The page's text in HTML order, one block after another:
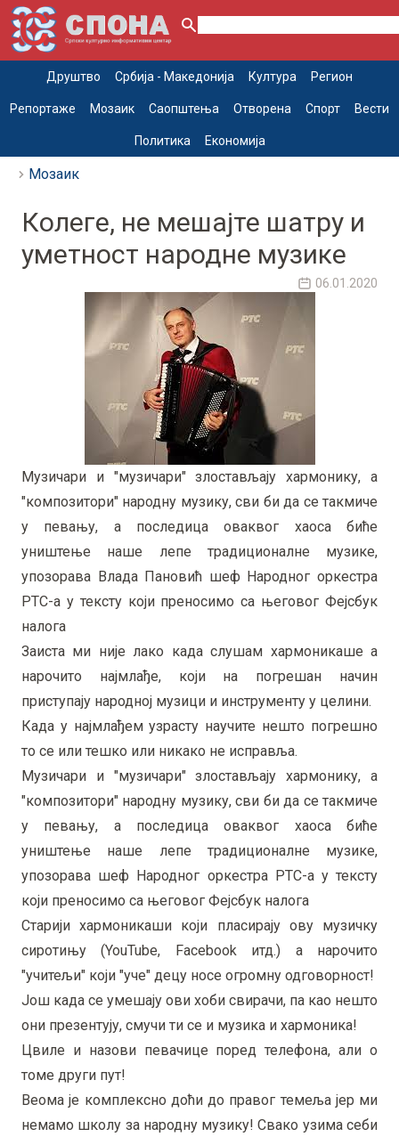
Друштво Србија - Македонија Култура Регион
Репортаже Мозаик Саопштења Отворена Спорт Вести
Политика Економија
Мозаик
Колеге, не мешајте шатру и
уметност народне музике
06.01.2020
Музичари и "музичари" злостављају хармонику, а
"композитори" народну музику, сви би да се такмиче
у певању, а последица оваквог хаоса биће
уништење наше лепе традиционалне музике,
упозорава Влада Пановић шеф Народног оркестра
РТС-а у тексту који преносимо са његовог Фејсбук
налога
Заиста ми није лако када слушам хармоникаше а
нарочито најмлађе, који на погрешан начин
приступају народној музици и инструменту у целини.
Када у најмлађем узрасту научите нешто погрешно
то се или тешко или никако не исправља.
Музичари и "музичари" злостављају хармонику, а
"композитори" народну музику, сви би да се такмиче
у певању, а последица оваквог хаоса биће
уништење наше лепе традиционалне музике,
упозорава шеф Народног оркестра РТС-а у тексту
који преносимо са његовог Фејсбук налога
Старији хармоникаши који пласирају ову музичку
сиротињу (YouTube, Facebook итд.) а нарочито
"учитељи" који "уче" децу носе огромну одговорност!
Још када се умешају ови хоби свирачи, па као нешто
они презентују, смучи ти се и музика и хармоника!
Цвиле и назови певачице поред телефона, али о
томе други пут!
Веома је комплексно доћи до правог темеља јер ми
немамо школу за народну музику! Свако узима себи